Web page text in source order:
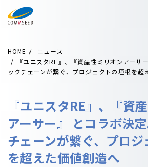
HOME
ニュース
『ユニスタRE』、『資産性ミリオンアーサ
ックチェーンが繋ぐ、プロジェクトの垣根を超
『ユニスタRE』、『資
アーサー』 とコラボ決
チェーンが繋ぐ、プロ
を超えた価値創造へ